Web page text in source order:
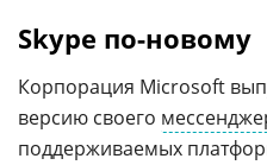
Skype по-новому
Корпорация Microsoft
версию своего
поддерживаемых